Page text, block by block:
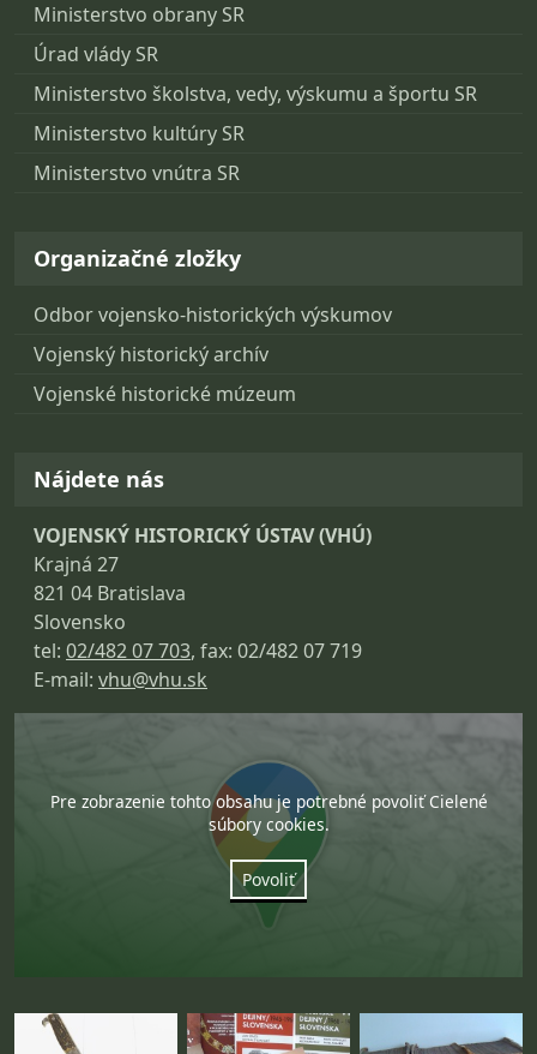
Ministerstvo obrany SR
Úrad vlády SR
Ministerstvo školstva, vedy, výskumu a športu SR
Ministerstvo kultúry SR
Ministerstvo vnútra SR
Organizačné zložky
Odbor vojensko-historických výskumov
Vojenský historický archív
Vojenské historické múzeum
Nájdete nás
VOJENSKÝ HISTORICKÝ ÚSTAV (VHÚ)
Krajná 27
821 04 Bratislava
Slovensko
tel: 02/482 07 703, fax: 02/482 07 719
E-mail: vhu@vhu.sk
Pre zobrazenie tohto obsahu je potrebné povoliť Cielené
súbory cookies.
Povoliť
Fotogaléria